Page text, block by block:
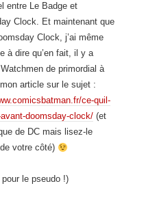
entre Le Badge et
Clock. Et maintenant que
Clock, j’ai même
à dire qu’en fait, il y a
de primordial à
article sur le sujet :
ce-quil-
doomsday-clock/ (et
de DC mais lisez-le
de votre côté)
pour le pseudo !)